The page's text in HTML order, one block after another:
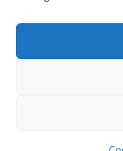
©KGA